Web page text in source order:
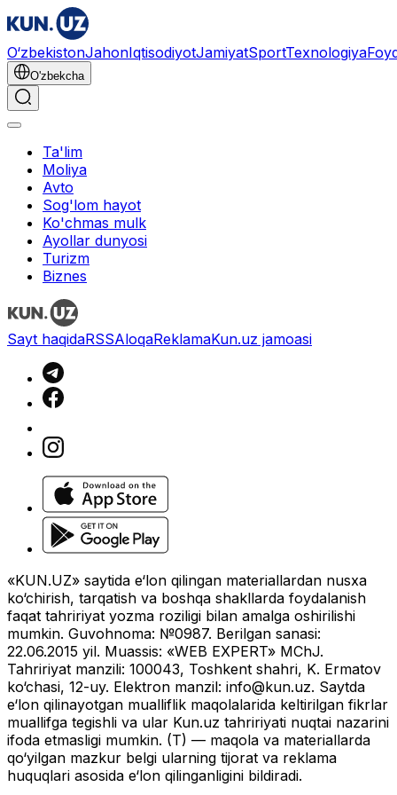
O‘zbekistonJahonIqtisodiyotJamiyatSportTexnologiya
O'zbekcha
Ta'lim
Moliya
Avto
Sog'lom hayot
Ko'chmas mulk
Ayollar dunyosi
Turizm
Biznes
Sayt haqidaRSSAloqaReklamaKun.uz jamoasi
«KUN.UZ» saytida e‘lon qilingan materiallardan nusxa
ko‘chirish, tarqatish va boshqa shakllarda foydalanish
faqat tahririyat yozma roziligi bilan amalga oshirilishi
mumkin. Guvohnoma: №0987. Berilgan sanasi:
22.06.2015 yil. Muassis: «WEB EXPERT» MChJ.
Tahririyat manzili: 100043, Toshkent shahri, K. Ermatov
ko‘chasi, 12-uy. Elektron manzil: info@kun.uz. Saytda
e‘lon qilinayotgan mualliflik maqolalarida keltirilgan fikrlar
muallifga tegishli va ular Kun.uz tahririyati nuqtai nazarini
ifoda etmasligi mumkin. (T) — maqola va materiallarda
qo‘yilgan mazkur belgi ularning tijorat va reklama
huquqlari asosida e‘lon qilinganligini bildiradi.